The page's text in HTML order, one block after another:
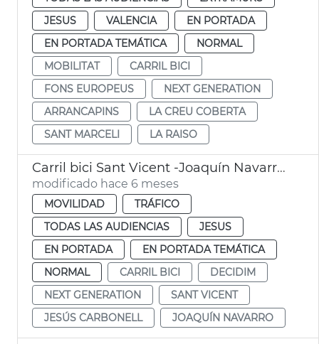
JESUS
VALENCIA
EN PORTADA
EN PORTADA TEMÁTICA
NORMAL
MOBILITAT
CARRIL BICI
FONS EUROPEUS
NEXT GENERATION
ARRANCAPINS
LA CREU COBERTA
SANT MARCELI
LA RAISO
Carril bici Sant Vicent -Joaquín Navarro València
modificado hace 6 meses
MOVILIDAD
TRÁFICO
TODAS LAS AUDIENCIAS
JESUS
EN PORTADA
EN PORTADA TEMÁTICA
NORMAL
CARRIL BICI
DECIDIM
NEXT GENERATION
SANT VICENT
JESÚS CARBONELL
JOAQUÍN NAVARRO